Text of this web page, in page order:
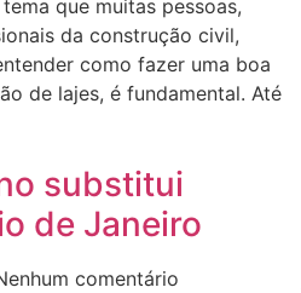
que muitas pessoas,
da construção civil,
como fazer uma boa
de lajes, é fundamental. Até
substitui
de Janeiro
comentário